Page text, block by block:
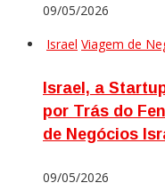
09/05/2026
Israel Viagem de
Israel, a
por Trás do
de Negócios
09/05/2026